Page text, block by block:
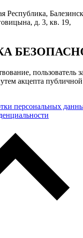
Республика,
д. 3, кв. 19,
пользователь
акцепта
персональных